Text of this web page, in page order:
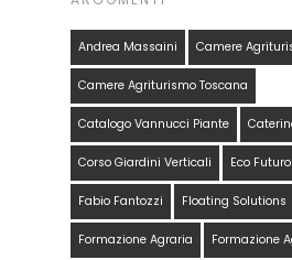
Andrea Massaini Camere
Camere Agriturismo Toscana
Catalogo Vannucci Piante
Corso Giardini Verticali Eco Futuro
Fabio Fantozzi Floating Solutions
Formazione Agraria Formazione